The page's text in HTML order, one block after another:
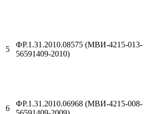
5
ФР.1.31.2010.08575 (МВИ-4215-013-
56591409-2010)
6
ФР.1.31.2010.06968 (МВИ-4215-008-